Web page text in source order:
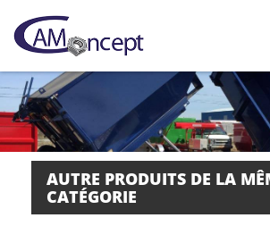
AUTRE PRODUITS DE LA
CATÉGORIE